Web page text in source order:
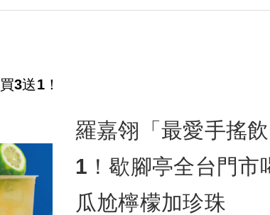
3送1！
羅嘉翎「最愛手搖
1！歇腳亭全台門市
瓜尬檸檬加珍珠